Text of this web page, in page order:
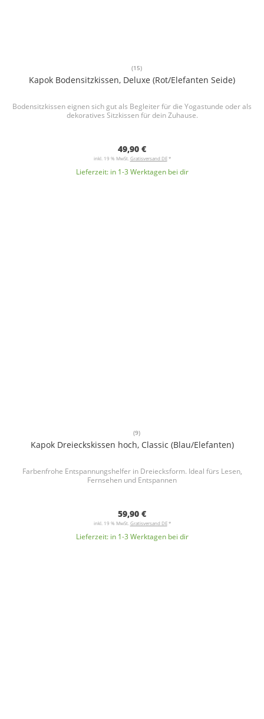
(15)
Kapok Bodensitzkissen, Deluxe (Rot/Elefanten Seide)
Bodensitzkissen eignen sich gut als Begleiter für die Yogastunde oder als
dekoratives Sitzkissen für dein Zuhause.
49,90 €
inkl. 19 % MwSt.Gratisversand DE*
Lieferzeit: in 1-3 Werktagen bei dir
(9)
Kapok Dreieckskissen hoch, Classic (Blau/Elefanten)
Farbenfrohe Entspannungshelfer in Dreiecksform. Ideal fürs Lesen,
Fernsehen und Entspannen
59,90 €
inkl. 19 % MwSt.Gratisversand DE*
Lieferzeit: in 1-3 Werktagen bei dir